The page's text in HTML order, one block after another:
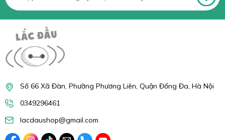
Số 66 Xã Đàn, Phường Phương Liên, Quận Đống Đa, Hà Nội
0349296461
lacdaushop@gmail.com